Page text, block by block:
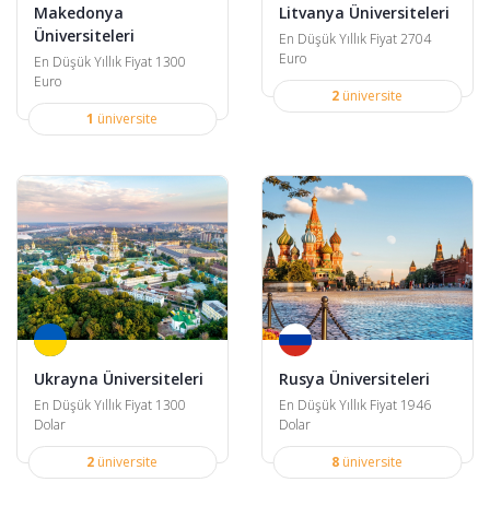
Makedonya
Üniversiteleri
En Düşük Yıllık Fiyat 1300
Euro
1 üniversite
Litvanya Üniversiteleri
En Düşük Yıllık Fiyat 2704
Euro
2 üniversite
Ukrayna Üniversiteleri
En Düşük Yıllık Fiyat 1300
Dolar
2 üniversite
Rusya Üniversiteleri
En Düşük Yıllık Fiyat 1946
Dolar
8 üniversite